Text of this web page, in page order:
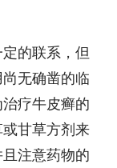
的联系，但
无确凿的临
疗牛皮癣的
甘草方剂来
注意药物的